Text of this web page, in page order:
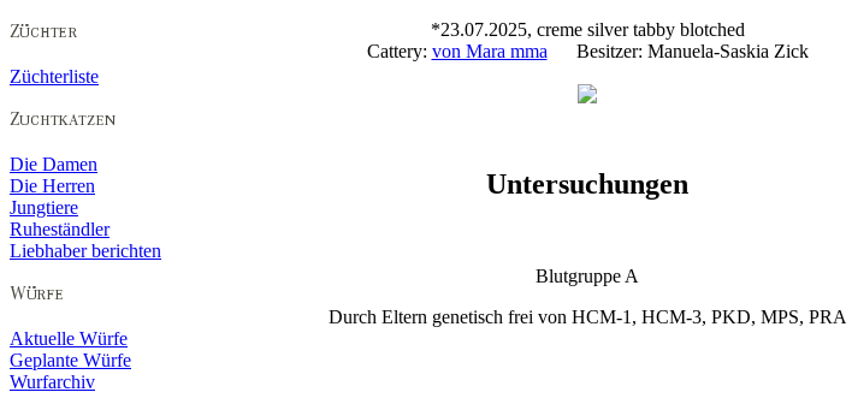
Züchterliste
Die Damen
Die Herren
Jungtiere
Ruheständler
Liebhaber berichten
Aktuelle Würfe
Geplante Würfe
Wurfarchiv
*23.07.2025, creme silver tabby blotched
Cattery: von Mara mma Besitzer: Manuela-Saskia Zick
Untersuchungen
Blutgruppe A
Durch Eltern genetisch frei von HCM-1, HCM-3, PKD, MPS, PRA